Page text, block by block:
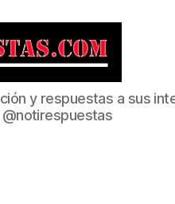
y respuestas a sus